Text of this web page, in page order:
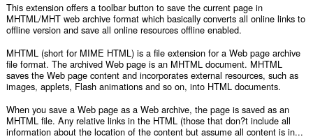
This extension offers a toolbar button to save the current page in
MHTML/MHT web archive format which basically converts all online links to
offline version and save all online resources offline enabled.
MHTML (short for MIME HTML) is a file extension for a Web page archive
file format. The archived Web page is an MHTML document. MHTML
saves the Web page content and incorporates external resources, such as
images, applets, Flash animations and so on, into HTML documents.
When you save a Web page as a Web archive, the page is saved as an
MHTML file. Any relative links in the HTML (those that don?t include all
information about the location of the content but assume all content is in...